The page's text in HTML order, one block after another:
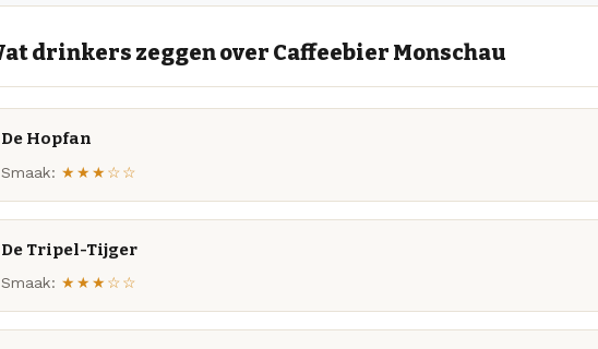
drinkers zeggen over Caffeebier Monschau
De Hopfan
Smaak: ★★★☆☆
De Tripel-Tijger
Smaak: ★★★☆☆